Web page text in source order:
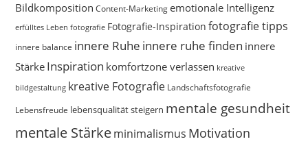
Bildkomposition Content-Marketing emotionale Intelligenz
erfülltes Leben fotografie Fotografie-Inspiration fotografie tipps
innere balance innere Ruhe innere ruhe finden innere
Stärke Inspiration komfortzone verlassen kreative
bildgestaltung kreative Fotografie Landschaftsfotografie
Lebensfreude lebensqualität steigern mentale gesundheit
mentale Stärkeminimalismus Motivation